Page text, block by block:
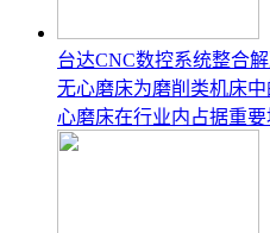
台达CNC数控系统整合
无心磨床为磨削类机床
心磨床在行业内占据重要